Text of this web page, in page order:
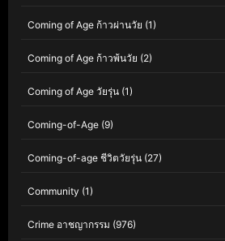
Coming of Age ก้าวผ่านวัย (1)
Coming of Age ก้าวพ้นวัย (2)
Coming of Age วัยรุ่น (1)
Coming-of-Age (9)
Coming-of-age ชีวิตวัยรุ่น (27)
Community (1)
Crime อาชญากรรม (976)